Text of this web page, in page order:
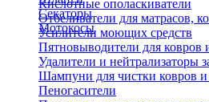
Секаторы
Мотокосы
Кислотные ополаскиватели
Отбеливатели для матрасов,
Усилители моющих средств
Пятновыводители для ковров
Удалители и нейтрализаторы
Шампуни для чистки ковров и
Пеногасители